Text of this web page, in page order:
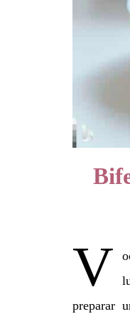
V
preparar